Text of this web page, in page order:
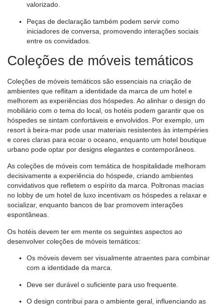
valorizado.
Peças de declaração também podem servir como
iniciadores de conversa, promovendo interações sociais
entre os convidados.
Coleções de móveis temáticos
Coleções de móveis temáticos são essenciais na criação de
ambientes que reflitam a identidade da marca de um hotel e
melhorem as experiências dos hóspedes. Ao alinhar o design do
mobiliário com o tema do local, os hotéis podem garantir que os
hóspedes se sintam confortáveis ​​e envolvidos. Por exemplo, um
resort à beira-mar pode usar materiais resistentes às intempéries
e cores claras para ecoar o oceano, enquanto um hotel boutique
urbano pode optar por designs elegantes e contemporâneos.
As coleções de móveis com temática de hospitalidade melhoram
decisivamente a experiência do hóspede, criando ambientes
convidativos que refletem o espírito da marca. Poltronas macias
no lobby de um hotel de luxo incentivam os hóspedes a relaxar e
socializar, enquanto bancos de bar promovem interações
espontâneas.
Os hotéis devem ter em mente os seguintes aspectos ao
desenvolver coleções de móveis temáticos:
Os móveis devem ser visualmente atraentes para combinar
com a identidade da marca.
Deve ser durável o suficiente para uso frequente.
O design contribui para o ambiente geral, influenciando as